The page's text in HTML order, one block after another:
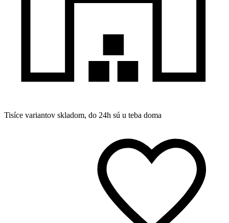
Tisíce variantov skladom, do 24h sú u teba doma